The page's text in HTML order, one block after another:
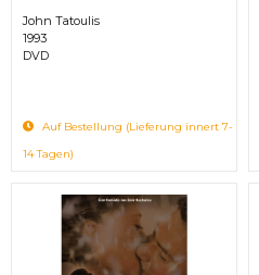
John Tatoulis
1993
DVD
Auf Bestellung (Lieferung innert 7-
14 Tagen)